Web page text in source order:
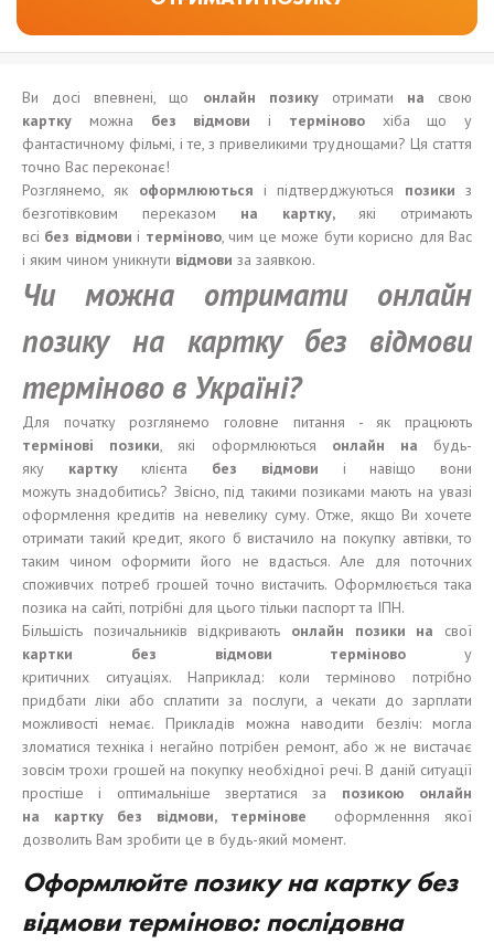
Ви досі впевнені, що онлайн позику отримати на свою
картку можна без відмови і терміново хіба що у
фантастичному фільмі, і те, з привеликими труднощами? Ця стаття
точно Вас переконає!
Розглянемо, як оформлюються і підтверджуються позикиз
безготівковим переказом на картку, які отримають
всі без відмови і терміново, чим це може бути корисно для Вас
і яким чином уникнути відмови за заявкою.
Чи можна отримати онлайн
позику на картку без відмови
терміново в Україні?
Для початку розглянемо головне питання - як працюють
термінові позики, які оформлюються онлайн на будь-
яку картку клієнта без відмови і навіщо вони
можуть знадобитись? Звісно, під такими позиками мають на увазі
оформлення кредитів на невелику суму. Отже, якщо Ви хочете
отримати такий кредит, якого б вистачило на покупку автівки, то
таким чином оформити його не вдасться. Але для поточних
споживчих потреб грошей точно вистачить. Оформлюється така
позика на сайті, потрібні для цього тільки паспорт та ІПН.
Більшість позичальників відкривають онлайн позики на свої
картки без відмови терміново у
критичних ситуаціях. Наприклад: коли терміново потрібно
придбати ліки або сплатити за послуги, а чекати до зарплати
можливості немає. Прикладів можна наводити безліч: могла
зломатися техніка і негайно потрібен ремонт, або ж не вистачає
зовсім трохи грошей на покупку необхідної речі. В даній ситуації
простіше і оптимальніше звертатися за позикою онлайн
на картку без відмови, термінове оформленння якої
дозволить Вам зробити це в будь-який момент.
Оформлюйте позику на картку без
відмови терміново:послідовна